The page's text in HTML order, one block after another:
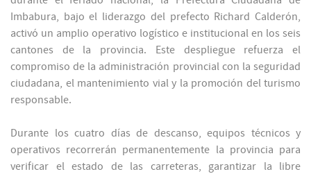
Imbabura, bajo el liderazgo del prefecto Richard Calderón,
activó un amplio operativo logístico e institucional en los seis
cantones de la provincia. Este despliegue refuerza el
compromiso de la administración provincial con la seguridad
ciudadana, el mantenimiento vial y la promoción del turismo
responsable.
Durante los cuatro días de descanso, equipos técnicos y
operativos recorrerán permanentemente la provincia para
verificar el estado de las carreteras, garantizar la libre